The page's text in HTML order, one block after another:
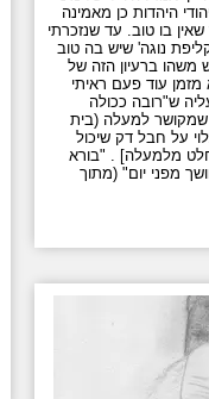
היהדות כן מאמינה
בו טוב. עד שנזכרתי
נוגה' שיש בה טוב
משהו ברעיון הזה של
עוד פעם ראיתי
ש"רובה ככולה
שמקושר למעלה (בית
על חבל דק שיכול
מלמעלה] . "בורא
מפני יום" (מתוך